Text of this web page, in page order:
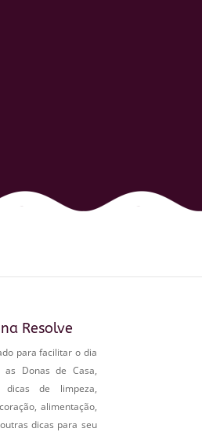
Resolve
para facilitar o dia
Donas de Casa,
dicas de limpeza,
alimentação,
dicas para seu